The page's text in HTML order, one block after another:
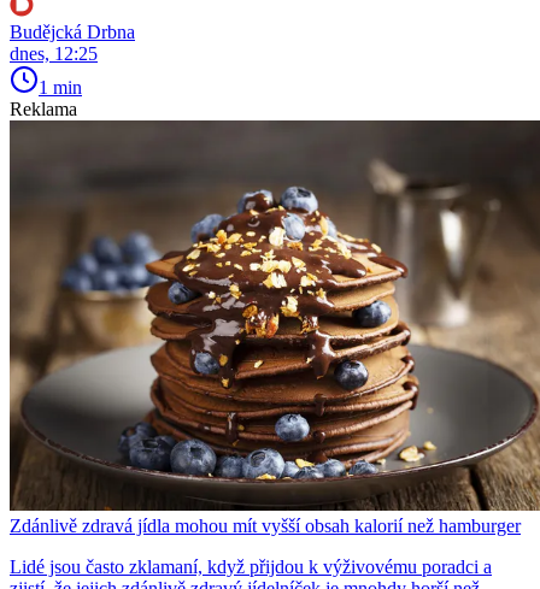
Budějcká Drbna
dnes, 12:25
1 min
Reklama
Zdánlivě zdravá jídla mohou mít vyšší obsah kalorií než hamburger
Lidé jsou často zklamaní, když přijdou k výživovému poradci a